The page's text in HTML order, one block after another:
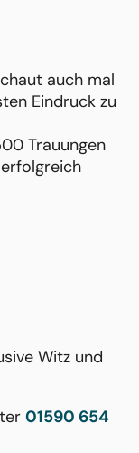
auch mal
Eindruck zu
Trauungen
Witz und
01590 654